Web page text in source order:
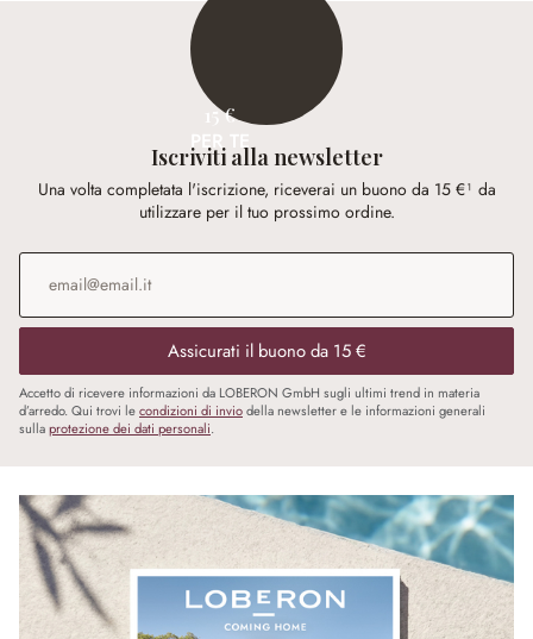
15 €
PER TE
Iscriviti alla newsletter
Una volta completata l'iscrizione, riceverai un buono da 15 €¹ da
utilizzare per il tuo prossimo ordine.
Indirizzo e-mail
Assicurati il buono da 15 €
Accetto di ricevere informazioni da LOBERON GmbH sugli ultimi trend in materia
d’arredo. Qui trovi lecondizioni di inviodella newsletter e le informazioni generali
sullaprotezione dei dati personali.